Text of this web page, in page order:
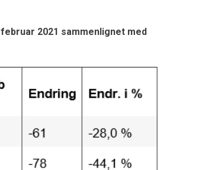
2021 sammenlignet med